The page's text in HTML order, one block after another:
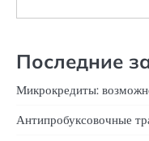
Последние
Микрокредиты:
Антипробуксовочные